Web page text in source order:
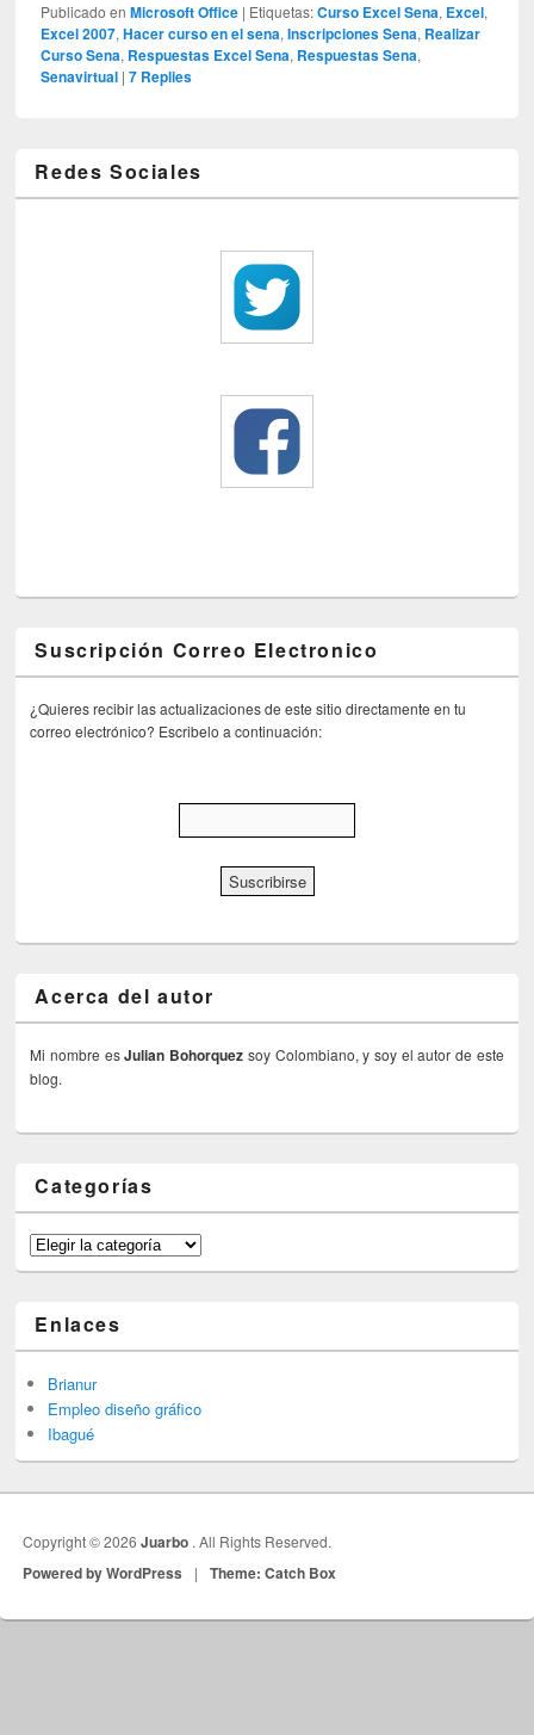
Publicado en Microsoft Office | Etiquetas: Curso Excel Sena, Excel,
Excel 2007,Hacer curso en el sena,Inscripciones Sena, Realizar
Curso Sena, Respuestas Excel Sena, Respuestas Sena,
Senavirtual |7 Replies
Redes Sociales
Suscripción Correo Electronico
¿Quieres recibir las actualizaciones de este sitio directamente en tu
correo electrónico? Escribelo a continuación:
Acerca del autor
Mi nombre esJulian Bohorquez soy Colombiano, y soy el autor de este
blog.
Categorías
Categorías
Enlaces
Brianur
Empleo diseño gráfico
Ibagué
Copyright © 2026Juarbo . All Rights Reserved.
Powered by WordPress | Theme: Catch Box